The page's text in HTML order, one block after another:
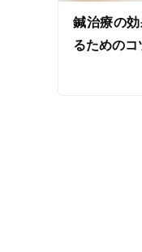
鍼治療の
るための